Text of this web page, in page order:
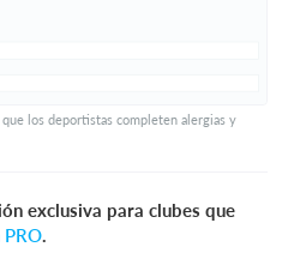
los deportistas completen alergias y
exclusiva para clubes que
.